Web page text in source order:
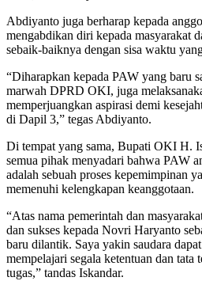
Abdiyanto juga berharap kepada
mengabdikan diri kepada masyarakat
sebaik-baiknya dengan sisa waktu
“Diharapkan kepada PAW yang baru
marwah DPRD OKI, juga
memperjuangkan aspirasi demi
di Dapil 3,” tegas Abdiyanto.
Di tempat yang sama, Bupati OKI H.
semua pihak menyadari bahwa PAW
adalah sebuah proses kepemimpinan
memenuhi kelengkapan keanggotaan.
“Atas nama pemerintah dan
dan sukses kepada Novri Haryanto
baru dilantik. Saya yakin saudara
mempelajari segala ketentuan dan tata
tugas,” tandas Iskandar.